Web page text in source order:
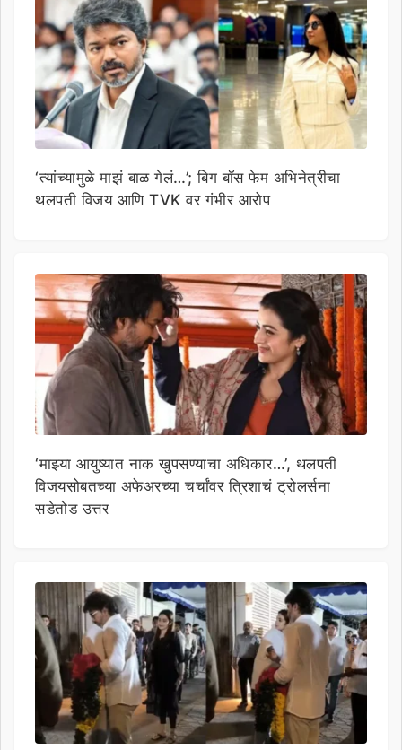
‘त्यांच्यामुळे माझं बाळ गेलं…’; बिग बॉस फेम अभिनेत्रीचा
थलपती विजय आणि TVK वर गंभीर आरोप
‘माझ्या आयुष्यात नाक खुपसण्याचा अधिकार…’, थलपती
विजयसोबतच्या अफेअरच्या चर्चांवर त्रिशाचं ट्रोलर्सना
सडेतोड उत्तर